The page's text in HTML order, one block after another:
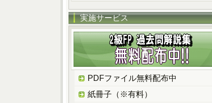
実施サービス
PDFファイル無料配布中
紙冊子（※有料）